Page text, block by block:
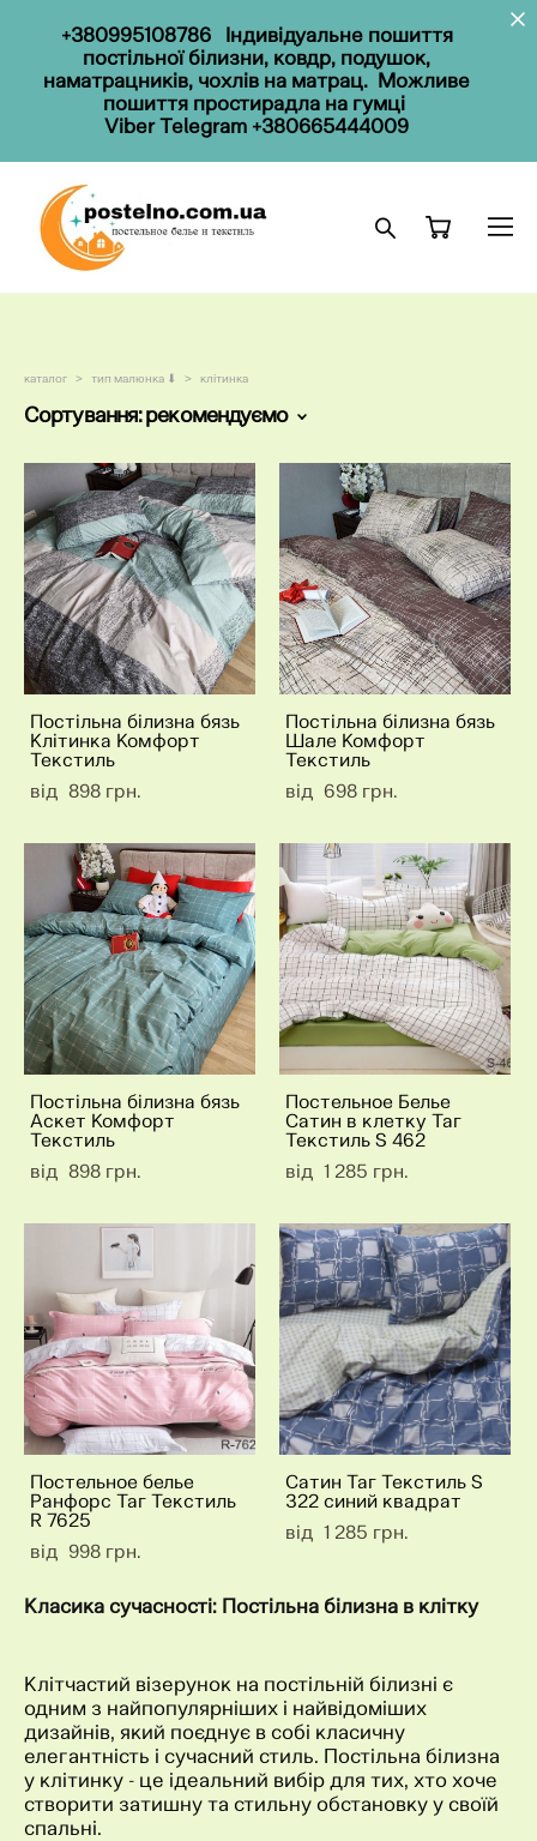
+380995108786Індивідуальне пошиття
постільної білизни, ковдр, подушок,
наматрацників, чохлів на матрац. Можливе
пошиття простирадла на гумці
Viber Telegram +380665444009
каталог > тип малюнка ⬇ > клітинка
Сортування:рекомендуємо
Постільна білизна бязь
Клітинка Комфорт
Текстиль
від 898 грн.
Постільна білизна бязь
Шале Комфорт
Текстиль
від 698 грн.
Постільна білизна бязь
Аскет Комфорт
Текстиль
від 898 грн.
Постельное Белье
Сатин в клетку Таг
Текстиль S 462
від 1 285 грн.
Постельное белье
Ранфорс Таг Текстиль
R 7625
від 998 грн.
Сатин Таг Текстиль S
322 синий квадрат
від 1 285 грн.
Класика сучасності: Постільна білизна в клітку
Клітчастий візерунок на постільній білизні є
одним з найпопулярніших і найвідоміших
дизайнів, який поєднує в собі класичну
елегантність і сучасний стиль. Постільна білизна
у клітинку - це ідеальний вибір для тих, хто хоче
створити затишну та стильну обстановку у своїй
спальні.